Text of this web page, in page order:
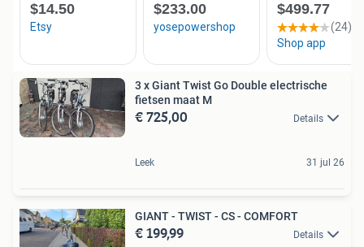
3 x Giant Twist Go Double electrische
fietsen maat M
€ 725,00 Details
Leek 31 jul 26
GIANT - TWIST - CS - COMFORT
€ 199,99 Details